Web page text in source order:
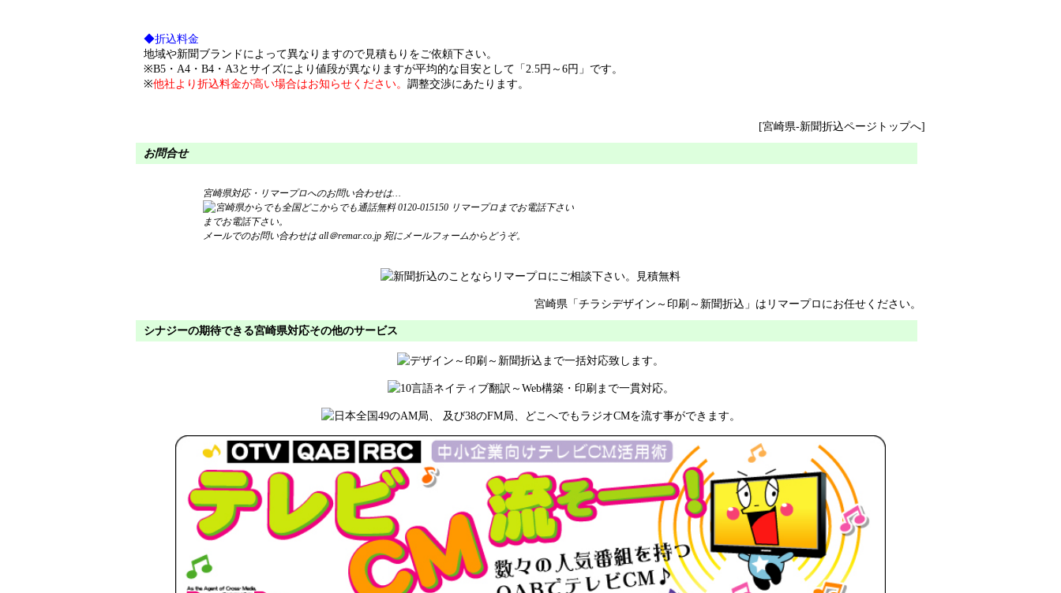
◆折込料金
地域や新聞ブランドによって異なりますので見積もりをご依頼下さい。
※B5・A4・B4・A3とサイズにより値段が異なりますが平均的な目安として「2.5円～6円」です。
※他社より折込料金が高い場合はお知らせください。 調整交渉にあたります。
[宮崎県-新聞折込ページトップへ]
お問合せ
宮崎県対応・リマープロへのお問い合わせは…
までお電話下さい。
メールでのお問い合わせはall＠remar.co.jp 宛にメールフォームからどうぞ。
宮崎県 「 チラシデザイン ～ 印刷 ～ 新聞折込 」はリマープロにお任せください。
シナジーの期待できる宮崎県対応その他のサービス